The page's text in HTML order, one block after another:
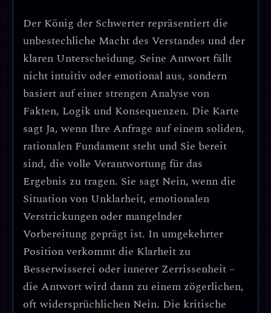
Der König der Schwerter repräsentiert die
unbestechliche Macht des Verstandes und der
klaren Unterscheidung. Seine Antwort fällt
nicht intuitiv oder emotional aus, sondern
basiert auf einer strengen Analyse von
Fakten, Logik und Konsequenzen. Die Karte
sagt Ja, wenn Ihre Anfrage auf einem soliden,
rationalen Fundament steht und Sie bereit
sind, die volle Verantwortung für das
Ergebnis zu tragen. Sie sagt Nein, wenn die
Situation von Unklarheit, emotionalen
Verstrickungen oder mangelnder
Vorbereitung geprägt ist. In umgekehrter
Position verkommt die Klarheit zu
Besserwisserei oder innerer Zerrissenheit –
die Antwort wird dann zu einem zögerlichen,
oft widersprüchlichen Nein. Die kritische